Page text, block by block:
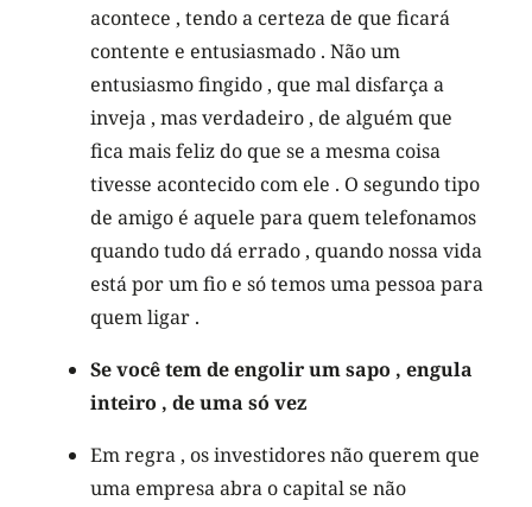
acontece , tendo a certeza de que ficará
contente e entusiasmado . Não um
entusiasmo fingido , que mal disfarça a
inveja , mas verdadeiro , de alguém que
fica mais feliz do que se a mesma coisa
tivesse acontecido com ele . O segundo tipo
de amigo é aquele para quem telefonamos
quando tudo dá errado , quando nossa vida
está por um fio e só temos uma pessoa para
quem ligar .
Se você tem de engolir um sapo , engula
inteiro , de uma só vez
Em regra , os investidores não querem que
uma empresa abra o capital se não